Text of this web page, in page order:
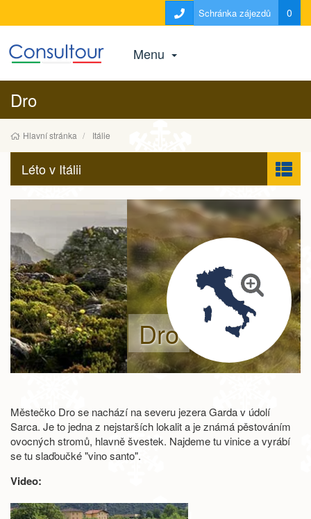
Schránka zájezdů 0
Menu
Dro
Hlavní stránka Itálie
Léto v Itálii
Dro
Městečko Dro se nachází na severu jezera Garda v údolí
Sarca. Je to jedna z nejstarších lokalit a je známá pěstováním
ovocných stromů, hlavně švestek. Najdeme tu vinice a vyrábí
se tu slaďoučké "vino santo".
Video: